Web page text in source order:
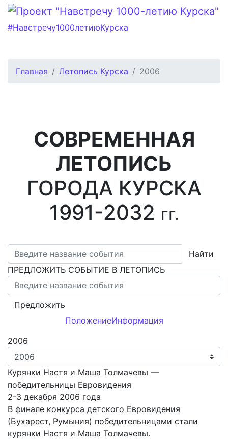
#Навстречу1000летиюКурска
Главная Летопись Курска 2006
СОВРЕМЕННАЯ
ЛЕТОПИСЬ
ГОРОДА КУРСКА
1991-2032 гг.
Найти
ПРЕДЛОЖИТЬ СОБЫТИЕ В ЛЕТОПИСЬ
Предложить
ПоложениеИнформация
2006
Курянки Настя и Маша Толмачевы —
победительницы Евровидения
2-3 декабря 2006 года
В финале конкурса детского Евровидения
(Бухарест, Румыния) победительницами стали
курянки Настя и Маша Толмачевы.